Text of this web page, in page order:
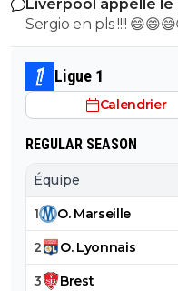
Liverpool appelle le
Sergio en pls !!!!
Ligue 1
Calendrier
REGULAR SEASON
Équipe
1 O. Marseille
2 O. Lyonnais
3 Brest